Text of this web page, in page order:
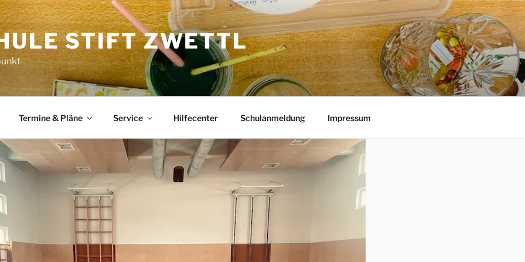
Termine & Pläne Service Hilfecenter Schulanmeldung Impressum
STIFT ZWETTL